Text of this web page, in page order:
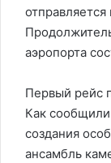
аэропорта
Первый рейс
Как сообщили
создания
ансамбль